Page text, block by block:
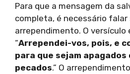
Para que a mensagem da
completa, é necessário falar
arrependimento. O versículo
“Arrependei-vos, pois, e
para que sejam apagados
pecados.” O